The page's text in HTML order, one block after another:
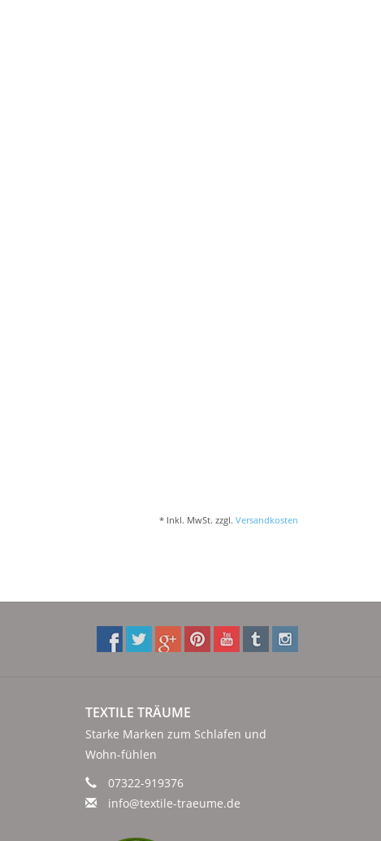
* Inkl. MwSt. zzgl. Versandkosten
TEXTILE TRÄUME
Starke Marken zum Schlafen und
Wohn-fühlen
07322-919376
info@textile-traeume.de